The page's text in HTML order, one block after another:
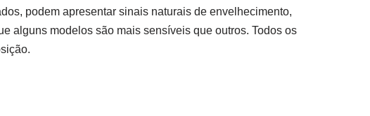
podem apresentar sinais naturais de envelhecimento,
alguns modelos são mais sensíveis que outros. Todos os